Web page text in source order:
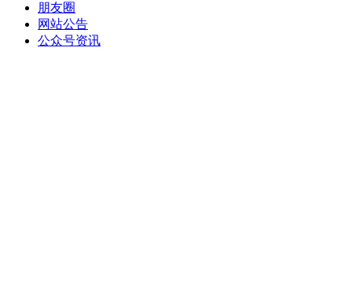
朋友圈
网站公告
公众号资讯